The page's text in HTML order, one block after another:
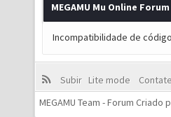
MEGAMU Mu Online Forum
Incompatibilidade de
Subir Lite mode
MEGAMU Team - Forum Criado